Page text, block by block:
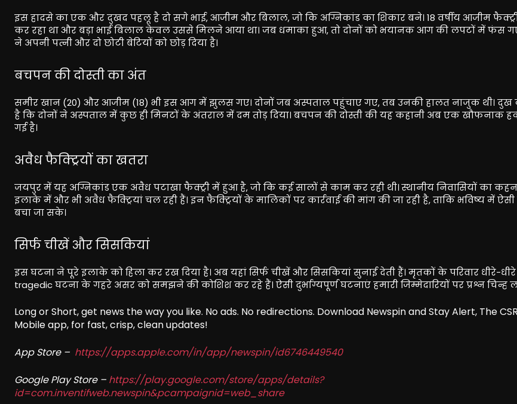
इस हादसे का एक और दुखद पहलू है दो सगे भाई, आजीम और बिलाल, जो कि अग्निकांड का शिकार बने। 18 वर्षीय आजीम
कर रहा था और बड़ा भाई बिलाल केवल उससे मिलने आया था। जब धमाका हुआ, तो दोनों को भयानक आग की लपटों में फंस
ने अपनी पत्नी और दो छोटी बेटियों को छोड़ दिया है।
बचपन की दोस्ती का अंत
समीर खान (20) और आजीम (18) भी इस आग में झुलस गए। दोनों जब अस्पताल पहुंचाए गए, तब उनकी हालत नाजुक थी। दुख
है कि दोनों ने अस्पताल में कुछ ही मिनटों के अंतराल में दम तोड़ दिया। बचपन की दोस्ती की यह कहानी अब एक खौफनाक
गई है।
अवैध फैक्ट्रियों का खतरा
जयपुर में यह अग्निकांड एक अवैध पटाखा फैक्ट्री में हुआ है, जो कि कई सालों से काम कर रही थी। स्थानीय निवासियों का
इलाके में और भी अवैध फैक्ट्रियां चल रही हैं। इन फैक्ट्रियों के मालिकों पर कार्रवाई की मांग की जा रही है, ताकि भविष्य में
बचा जा सके।
सिर्फ चीखें और सिसकियां
इस घटना ने पूरे इलाके को हिला कर रख दिया है। अब यहां सिर्फ चीखें और सिसकियां सुनाई देती हैं। मृतकों के परिवार धीरे-
tragedic घटना के गहरे असर को समझने की कोशिश कर रहे हैं। ऐसी दुर्भाग्यपूर्ण घटनाएं हमारी जिम्मेदारियों पर प्रश्न चिन्ह
Long or Short, get news the way you like. No ads. No redirections. Download Newspin and Stay Alert, The
Mobile app, for fast, crisp, clean updates!
App Store – https://apps.apple.com/in/app/newspin/id6746449540
Google Play Store – https://play.google.com/store/apps/details?
id=com.inventifweb.newspin&pcampaignid=web_share